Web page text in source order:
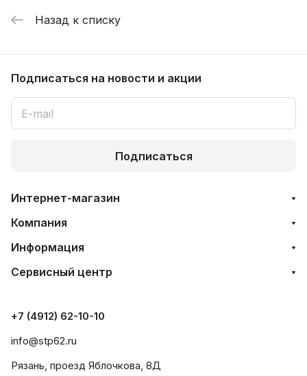
Назад к списку
Подписаться на новости и акции
Подписаться
Интернет-магазин
Компания
Информация
Сервисный центр
+7 (4912) 62-10-10
info@stp62.ru
Рязань, проезд Яблочкова, 8Д